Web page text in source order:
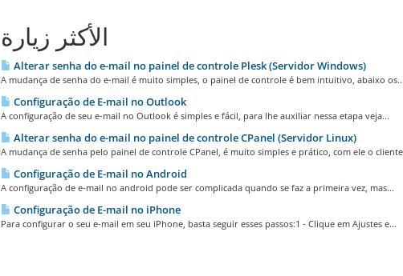
الأكثر زيارة
Alterar senha do e-mail no painel de controle Plesk (Servidor Windows)
A mudança de senha do e-mail é muito simples, o painel de controle é bem intuitivo, abaixo
Configuração de E-mail no Outlook
A configuração de seu e-mail no Outlook é simples e fácil, para lhe auxiliar nessa etapa veja...
Alterar senha do e-mail no painel de controle CPanel (Servidor Linux)
A mudança de senha pelo painel de controle CPanel, é muito simples e prático, com ele o
Configuração de E-mail no Android
A configuração de e-mail no android pode ser complicada quando se faz a primeira vez, mas...
Configuração de E-mail no iPhone
Para configurar o seu e-mail em seu iPhone, basta seguir esses passos:1 - Clique em Ajustes e...